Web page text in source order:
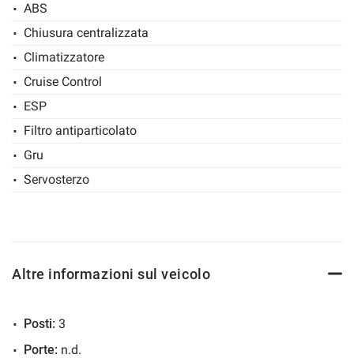
ABS
Chiusura centralizzata
Climatizzatore
Cruise Control
ESP
Filtro antiparticolato
Gru
Servosterzo
Altre informazioni sul veicolo
Posti: 3
Porte: n.d.
Leggi
la
cookie
policy
le